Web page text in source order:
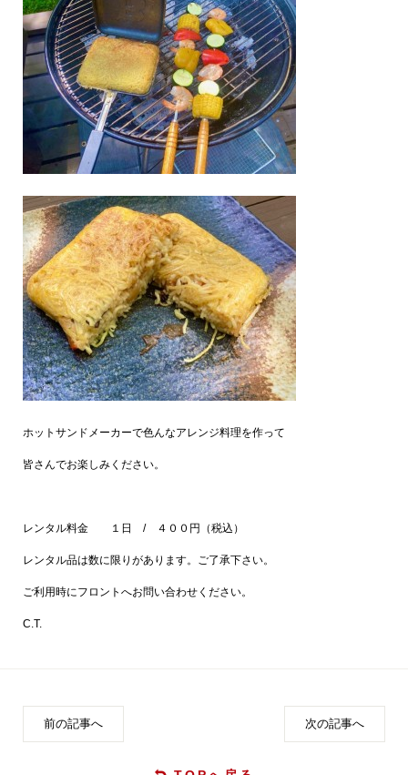
ホットサンドメーカーで色んなアレンジ料理を作って
皆さんでお楽しみください。
レンタル料金 １日 / ４００円（税込）
レンタル品は数に限りがあります。ご了承下さい。
ご利用時にフロントへお問い合わせください。
C.T.
前の記事へ 次の記事へ